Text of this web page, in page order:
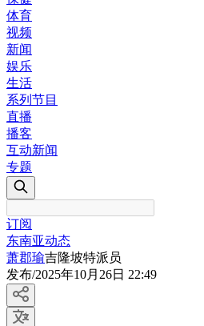
体育
视频
新闻
娱乐
生活
系列节目
直播
播客
互动新闻
专题
订阅
东南亚动态
萧郡瑜吉隆坡特派员
发布/2025年10月26日 22:49